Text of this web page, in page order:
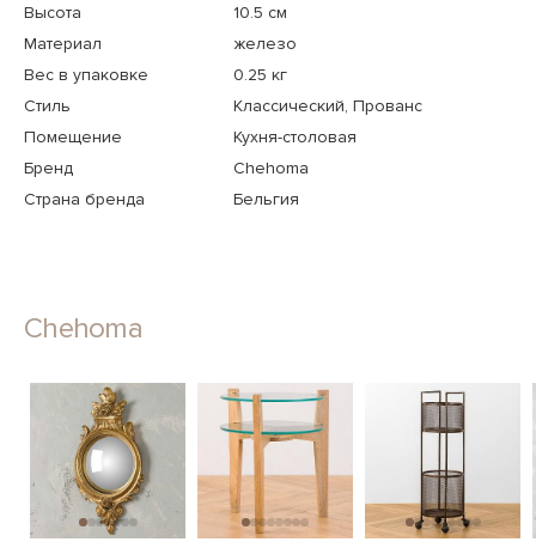
Высота
10.5 см
Материал
железо
Вес в упаковке
0.25 кг
Стиль
Классический, Прованс
Помещение
Кухня-столовая
Бренд
Chehoma
Страна бренда
Бельгия
Chehoma